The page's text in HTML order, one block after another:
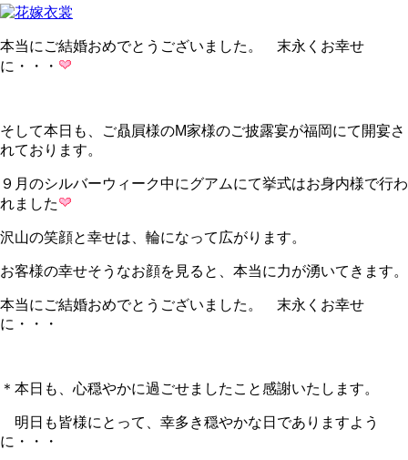
本当にご結婚おめでとうございました。 末永くお幸せ
に・・・
そして本日も、ご贔屓様のM家様のご披露宴が福岡にて開宴さ
れております。
９月のシルバーウィーク中にグアムにて挙式はお身内様で行わ
れました
沢山の笑顔と幸せは、輪になって広がります。
お客様の幸せそうなお顔を見ると、本当に力が湧いてきます。
本当にご結婚おめでとうございました。 末永くお幸せ
に・・・
＊本日も、心穏やかに過ごせましたこと感謝いたします。
明日も皆様にとって、幸多き穏やかな日でありますよう
に・・・